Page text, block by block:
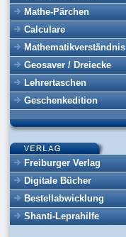
Mathe-Pärchen
Calculare
Mathematikverständnis
Geosaver / Dreiecke
Lehrertaschen
Geschenkedition
Freiburger Verlag
Digitale Bücher
Bestellabwicklung
Shanti-Leprahilfe